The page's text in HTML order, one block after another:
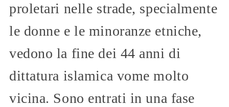
proletari nelle strade, specialmente
le donne e le minoranze etniche,
vedono la fine dei 44 anni di
dittatura islamica vome molto
vicina. Sono entrati in una fase